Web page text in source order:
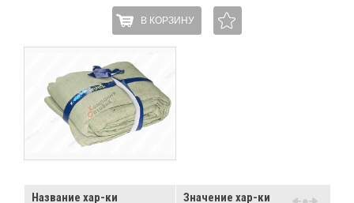
В КОРЗИНУ
Название хар-ки
Значение хар-ки